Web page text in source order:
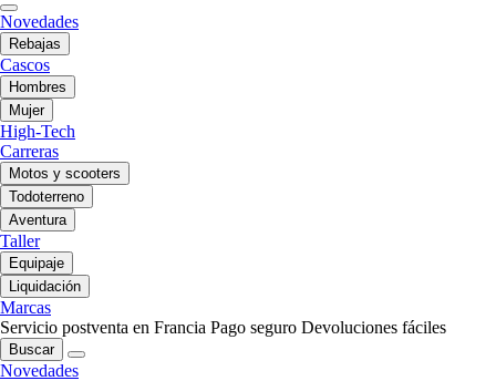
Novedades
Rebajas
Cascos
Hombres
Mujer
High-Tech
Carreras
Motos y scooters
Todoterreno
Aventura
Taller
Equipaje
Liquidación
Marcas
Servicio postventa en Francia Pago seguro Devoluciones fáciles
Buscar
Novedades